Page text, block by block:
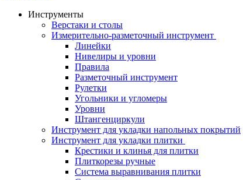
Инструменты
Верстаки и столы
Измерительно-разметочный инструмент
Линейки
Нивелиры и уровни
Правила
Разметочный инструмент
Рулетки
Угольники и угломеры
Уровни
Штангенциркули
Инструмент для укладки напольных покрытий
Инструмент для укладки плитки
Крестики и клинья для плитки
Плиткорезы ручные
Система выравнивания плитки